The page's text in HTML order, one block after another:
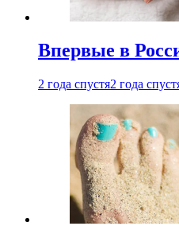
Впервые в
2 года спустя2 года